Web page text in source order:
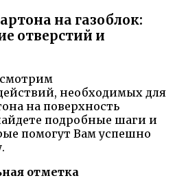
на газоблок:
отверстий и
необходимых для
на поверхность
подробные шаги и
помогут Вам успешно
отметка